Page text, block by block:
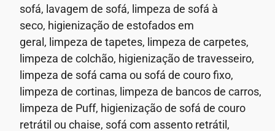
sofá, lavagem de sofá, limpeza de sofá à
seco, higienização de estofados em
geral, limpeza de tapetes, limpeza de carpetes,
limpeza de colchão, higienização de travesseiro,
limpeza de sofá cama ou sofá de couro fixo,
limpeza de cortinas, limpeza de bancos de carros,
limpeza de Puff, higienização de sofá de couro
retrátil ou chaise, sofá com assento retrátil,